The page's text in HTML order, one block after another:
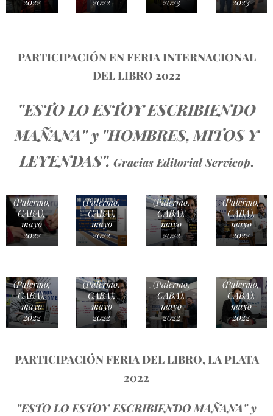
PARTICIPACIÓN EN FERIA INTERNACIONAL
DEL LIBRO 2022
"ESTO LO ESTOY ESCRIBIENDO
MAÑANA" y "HOMBRES, MITOS Y
LEYENDAS".Gracias Editorial Servicop.
(Palermo,
CABA),
mayo
2022
(Palermo,
CABA),
mayo
2022
(Palermo,
CABA),
mayo
2022
(Palermo,
CABA),
mayo
2022
(Palermo,
CABA),
mayo
2022
(Palermo,
CABA),
mayo
2022
(Palermo,
CABA),
mayo
2022
(Palermo,
CABA),
mayo
2022
PARTICIPACIÓN FERIA DEL LIBRO, LA PLATA
2022
"ESTO LO ESTOY ESCRIBIENDO MAÑANA" y